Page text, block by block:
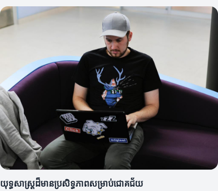
យុទ្ធសាស្ត្រដ៏មានប្រសិទ្ធភាពសម្រាប់ជោគជ័យ